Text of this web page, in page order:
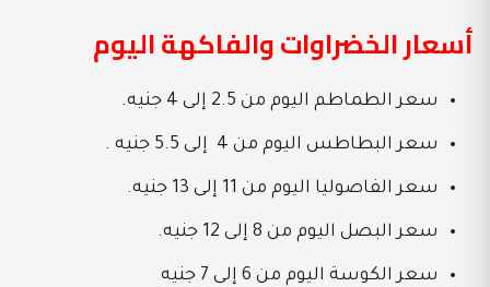
أسعار الخضراوات والفاكهة اليوم
سعر الطماطم اليوم من 2.5 إلى 4 جنيه.
سعر البطاطس اليوم من 4 إلى 5.5 جنيه .
سعر الفاصوليا اليوم من 11 إلى 13 جنيه.
سعر البصل اليوم من 8 إلى 12 جنيه.
سعر الكوسة اليوم من 6 إلى 7 جنيه